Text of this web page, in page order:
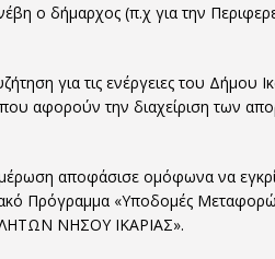
ο δήμαρχος (π.χ για την
για τις ενέργειες του Δήμου
αφορούν την διαχείριση των
αποφάσισε ομόφωνα να
Πρόγραμμα «Υποδομές
ΝΗΣΟΥ ΙΚΑΡΙΑΣ».